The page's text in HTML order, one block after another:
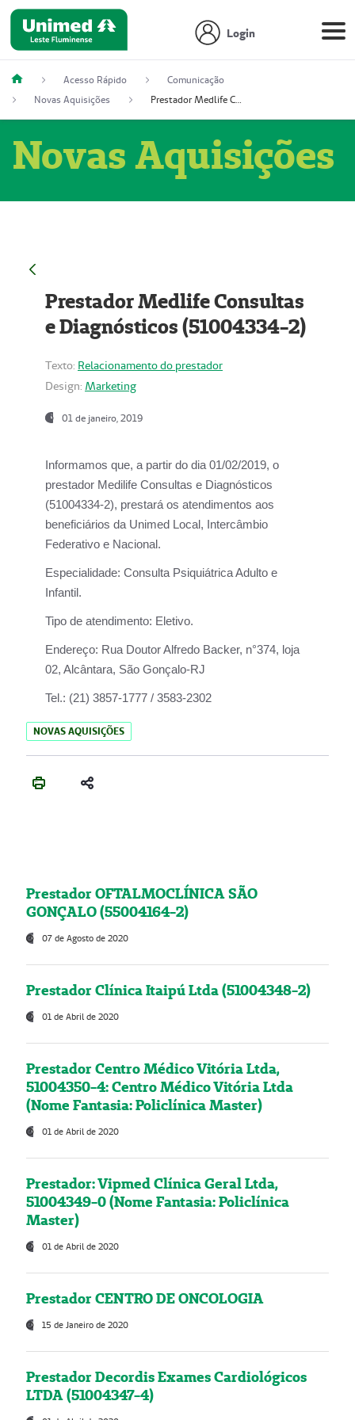
Login
Acesso Rápido
Comunicação
Novas Aquisições
Prestador Medlife Consultas e Diagnósticos (51004334-2)
Novas Aquisições
Prestador Medlife Consultas
e Diagnósticos (51004334-2)
Texto: Relacionamento do prestador
Design: Marketing
01 de janeiro, 2019
Informamos que, a partir do dia 01/02/2019, o
prestador Medilife Consultas e Diagnósticos
(51004334-2), prestará os atendimentos aos
beneficiários da Unimed Local, Intercâmbio
Federativo e Nacional.
Especialidade: Consulta Psiquiátrica Adulto e
Infantil.
Tipo de atendimento: Eletivo.
Endereço: Rua Doutor Alfredo Backer, n°374, loja
02, Alcântara, São Gonçalo-RJ
Tel.: (21) 3857-1777 / 3583-2302
NOVAS AQUISIÇÕES
Prestador OFTALMOCLÍNICA SÃO
GONÇALO (55004164-2)
07 de Agosto de 2020
Prestador Clínica Itaipú Ltda (51004348-2)
01 de Abril de 2020
Prestador Centro Médico Vitória Ltda,
51004350-4: Centro Médico Vitória Ltda
(Nome Fantasia: Policlínica Master)
01 de Abril de 2020
Prestador: Vipmed Clínica Geral Ltda,
51004349-0 (Nome Fantasia: Policlínica
Master)
01 de Abril de 2020
Prestador CENTRO DE ONCOLOGIA
15 de Janeiro de 2020
Prestador Decordis Exames Cardiológicos
LTDA (51004347-4)